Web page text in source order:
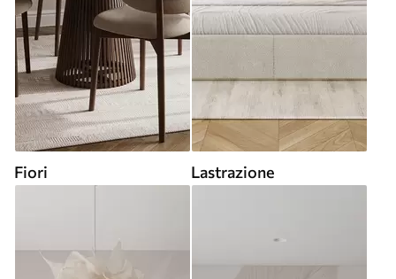
Fiori Lastrazione